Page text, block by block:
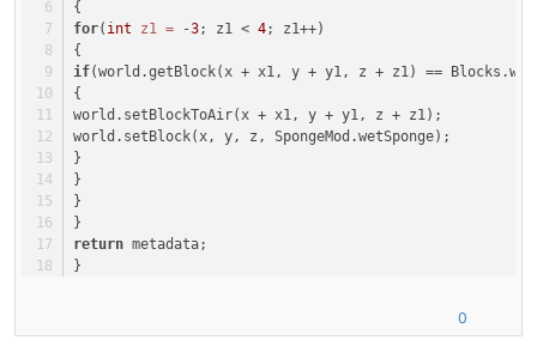
{
for( int z1 = -3; z1 < 4; z1++)
{
if(world.getBlock(x + x1, y + y1, z + z1) ==
{
world.setBlockToAir(x + x1, y + y1, z + z1);
world.setBlock(x, y, z, SpongeMod.wetSponge);
}
}
}
}
return metadata;
}
0